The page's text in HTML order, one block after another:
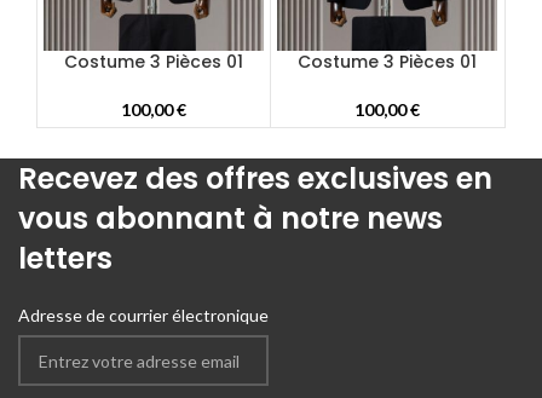
Costume 3 Pièces 01
100,00€
Costume 3 Pièces 01
100,00€
Recevez des offres exclusives en
vous abonnant à notre news
letters
Adresse de courrier électronique